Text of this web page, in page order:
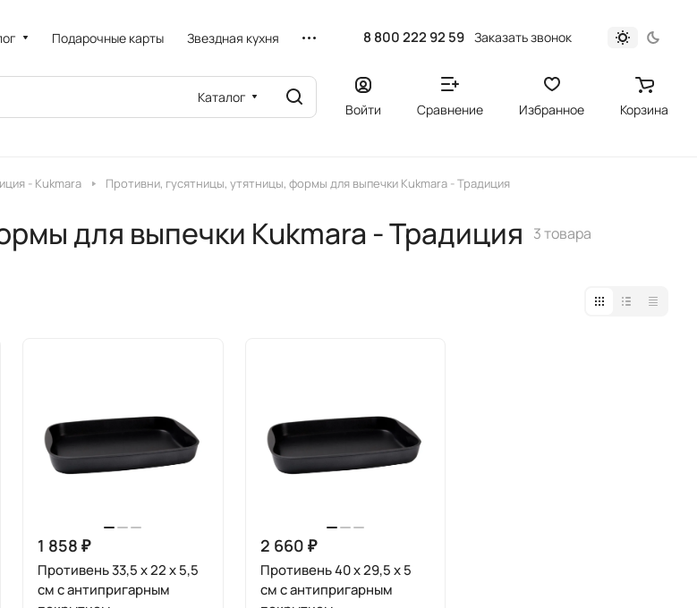
Подарочные карты Звездная кухня 8 800 222 92 59 Заказать звонок
Каталог
Войти Сравнение Избранное Корзина
- Kukmara Противни, гусятницы, утятницы, формы для выпечки Kukmara - Традиция
для выпечки Kukmara - Традиция 3 товара
1 858 ₽
Противень 33,5 x 22 x 5,5
см с антипригарным
2 660 ₽
Противень 40 x 29,5 x 5
см с антипригарным